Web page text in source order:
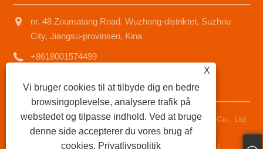
nr. 48 Zoumatang Road, Wuzhong-distriktet, Suzhou
City, Jiangsu-provinsen, Kina
+8618001574499
Copyright © 2025 Suzhou Zhongye Sauna Equipment Co., Ltd.
Alle rettigheder forbeholdes.
|Sitemap|RSS|XML| |
X
Vi bruger cookies til at tilbyde dig en bedre
browsingoplevelse, analysere trafik på
webstedet og tilpasse indhold. Ved at bruge
denne side accepterer du vores brug af
cookies. Privatlivspolitik